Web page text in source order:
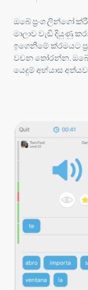
ඔබේ ප්‍රංශ ලින්ගෝ
මාලාව වැඩි දියුණු
ඉගෙනීමේ ක්රමයට
වචන තෝරන්න. ඔබේ
යෙදුම් අභ්යාස